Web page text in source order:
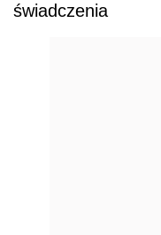
świadczenia